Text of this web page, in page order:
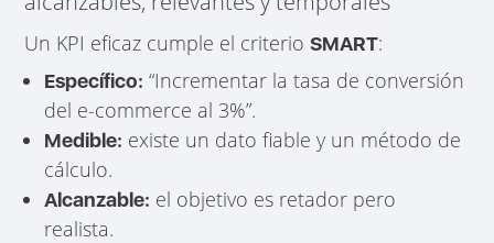
Un KPI eficaz cumple el criterioSMART:
Específico: “Incrementar la tasa de conversión
del e-commerce al 3%”.
Medible: existe un dato fiable y un método de
cálculo.
Alcanzable: el objetivo es retador pero
realista.